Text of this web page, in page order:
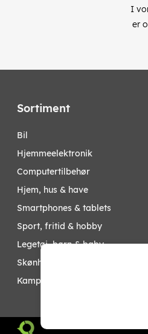
I
er
Sortiment
bil
hjemmeelektronik
computertilbehør
hjem, hus & have
smartphones & tablets
sport, fritid & hobby
legetøj, børn & baby
skønhed & helse
kampagner